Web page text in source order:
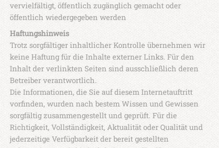
vervielfältigt, öffentlich zugänglich gemacht oder
öffentlich wiedergegeben werden
Haftungshinweis
Trotz sorgfältiger inhaltlicher Kontrolle übernehmen wir
keine Haftung für die Inhalte externer Links. Für den
Inhalt der verlinkten Seiten sind ausschließlich deren
Betreiber verantwortlich.
Die Informationen, die Sie auf diesem Internetauftritt
vorfinden, wurden nach bestem Wissen und Gewissen
sorgfältig zusammengestellt und geprüft. Für die
Richtigkeit, Vollständigkeit, Aktualität oder Qualität und
jederzeitige Verfügbarkeit der bereit gestellten